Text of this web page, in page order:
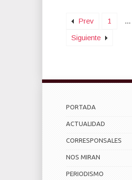
Prev 1 ...
Siguiente
PORTADA
ACTUALIDAD
CORRESPONSALES
NOS MIRAN
PERIODISMO